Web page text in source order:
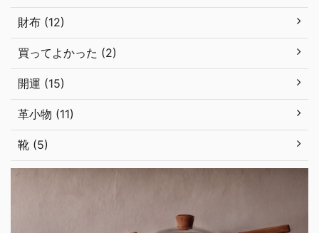
財布 (12)
買ってよかった (2)
開運 (15)
革小物 (11)
靴 (5)